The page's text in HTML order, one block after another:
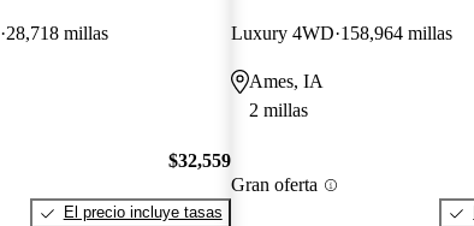
28,718 millas
$32,559
El precio incluye tasas
Luxury 4WD 158,964 millas
Ames, IA
2 millas
Gran oferta